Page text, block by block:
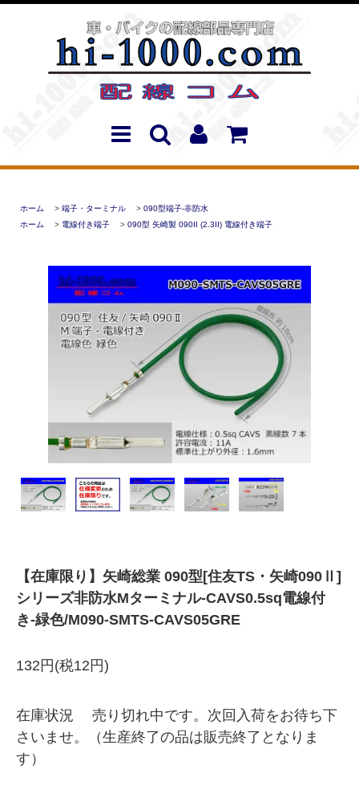
ホーム > 端子・ターミナル > 090型端子-非防水
ホーム
> 電線付き端子 > 090型 矢崎製 090II (2.3II) 電線付き端子
【在庫限り】矢崎総業 090型[住友TS・矢崎090Ⅱ]
シリーズ非防水Mターミナル-CAVS0.5sq電線付
き-緑色/M090-SMTS-CAVS05GRE
132円(税12円)
在庫状況 売り切れ中です。次回入荷をお待ち下
さいませ。（生産終了の品は販売終了となりま
す）